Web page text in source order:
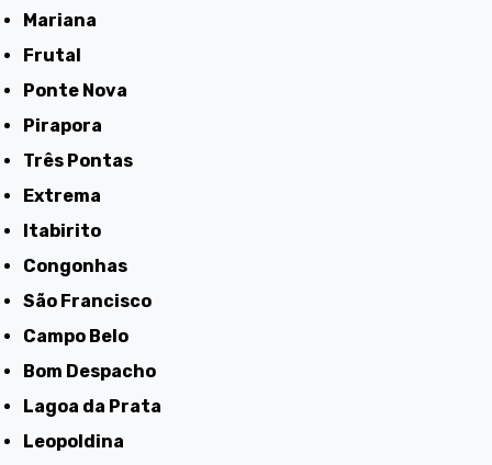
Mariana
Frutal
Ponte Nova
Pirapora
Três Pontas
Extrema
Itabirito
Congonhas
São Francisco
Campo Belo
Bom Despacho
Lagoa da Prata
Leopoldina